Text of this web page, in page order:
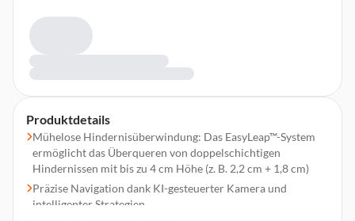
Produktdetails
Mühelose Hindernisüberwindung: Das EasyLeap™-System
ermöglicht das Überqueren von doppelschichtigen
Hindernissen mit bis zu 4 cm Höhe (z. B. 2,2 cm + 1,8 cm)
Präzise Navigation dank KI-gesteuerter Kamera und
intelligenter Strategien